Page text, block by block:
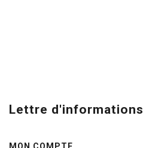
Lettre d'informations
MON COMPTE